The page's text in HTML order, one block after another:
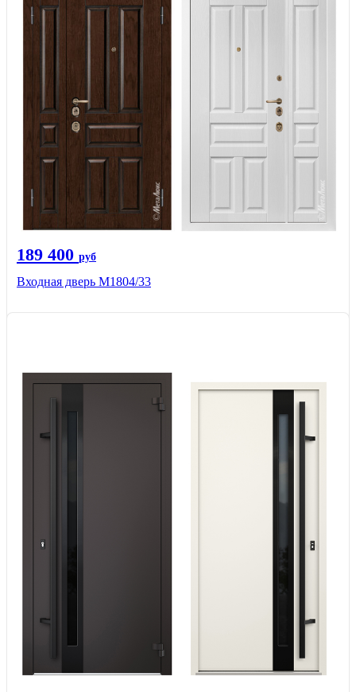
189 400 руб
Входная дверь М1804/33